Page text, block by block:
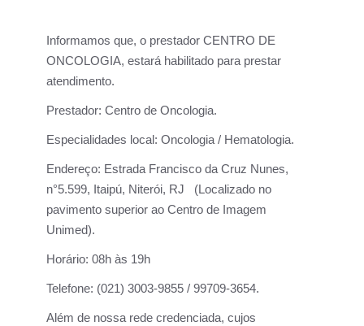
Informamos que, o prestador CENTRO DE
ONCOLOGIA, estará habilitado para prestar
atendimento.
Prestador: Centro de Oncologia.
Especialidades local: Oncologia / Hematologia.
Endereço: Estrada Francisco da Cruz Nunes,
n°5.599, Itaipú, Niterói, RJ (Localizado no
pavimento superior ao Centro de Imagem
Unimed).
Horário: 08h às 19h
Telefone: (021) 3003-9855 / 99709-3654.
Além de nossa rede credenciada, cujos